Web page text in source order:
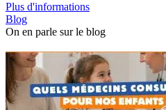
Plus d'informations
Blog
On en parle sur le blog